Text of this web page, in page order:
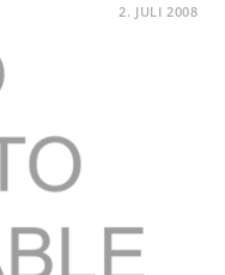
2. JULI 2008